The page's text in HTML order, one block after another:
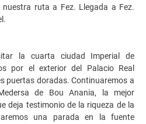
ruta a Fez. Llegada a Fez.
la cuarta ciudad Imperial de
por el exterior del Palacio Real
puertas doradas. Continuaremos a
de Bou Anania, la mejor
deja testimonio de la riqueza de la
una parada en la fuente